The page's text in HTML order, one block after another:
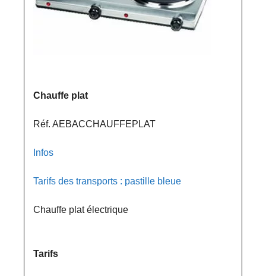
Chauffe plat
Réf. AEBACCHAUFFEPLAT
Infos
Tarifs des transports : pastille bleue
Chauffe plat électrique
Tarifs